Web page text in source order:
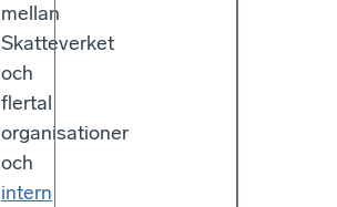
mellan
Skatteverket
och
flertal
organisationer
och
intern